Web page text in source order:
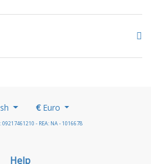
€Euro
09217461210 - REA: NA - 1016678
Help